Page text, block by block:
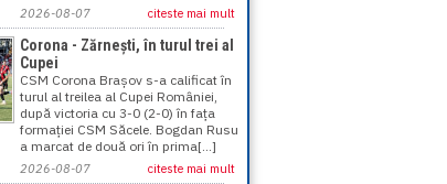
2026-08-07 citeste mai mult
Corona - Zărnești, în turul trei al
Cupei
CSM Corona Brașov s-a calificat în
turul al treilea al Cupei României,
după victoria cu 3-0 (2-0) în fața
formației CSM Săcele. Bogdan Rusu
a marcat de două ori în prima[...]
2026-08-07 citeste mai mult